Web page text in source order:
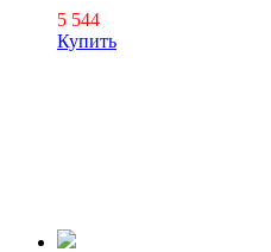
5 544
Купить